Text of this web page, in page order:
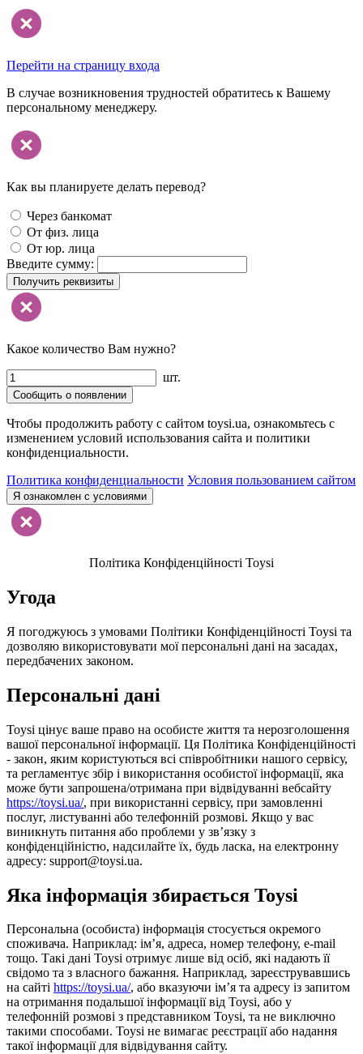
Перейти на страницу входа
В случае возникновения трудностей обратитесь к Вашему
персональному менеджеру.
Как вы планируете делать перевод?
Через банкомат
От физ. лица
От юр. лица
Введите сумму:
Получить реквизиты
Какое количество Вам нужно?
шт.
Сообщить о появлении
Чтобы продолжить работу с сайтом toysi.ua, ознакомьтесь с
изменением условий использования сайта и политики
конфиденциальности.
Политика конфиденциальности Условия пользованием сайтом
Я ознакомлен с условиями
Політика Конфіденційності Toysi
Угода
Я погоджуюсь з умовами Політики Конфіденційності Toysi та
дозволяю використовувати мої персональні дані на засадах,
передбачених законом.
Персональні дані
Toysi цінує ваше право на особисте життя та нерозголошення
вашої персональної інформації. Ця Політика Конфіденційності
- закон, яким користуються всі співробітники нашого сервісу,
та регламентує збір і використання особистої інформації, яка
може бути запрошена/отримана при відвідуванні вебсайту
https://toysi.ua/, при використанні сервісу, при замовленні
послуг, листуванні або телефонній розмові. Якщо у вас
виникнуть питання або проблеми у зв’язку з
конфіденційністю, надсилайте їх, будь ласка, на електронну
адресу: support@toysi.ua.
Яка інформація збирається Toysi
Персональна (особиста) інформація стосується окремого
споживача. Наприклад: ім’я, адреса, номер телефону, e-mail
тощо. Такі дані Toysi отримує лише від осіб, які надають її
свідомо та з власного бажання. Наприклад, зареєструвавшись
на сайті https://toysi.ua/, або вказуючи ім’я та адресу із запитом
на отримання подальшої інформації від Toysi, або у
телефонній розмові з представником Toysi, та не виключно
такими способами. Toysi не вимагає реєстрації або надання
такої інформації для відвідування сайту.